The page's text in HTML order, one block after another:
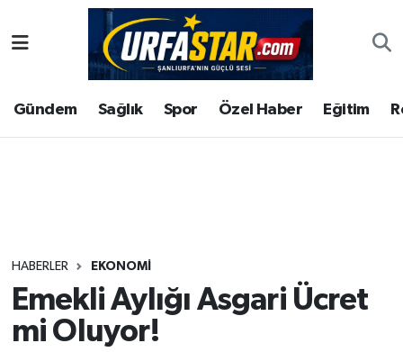
Gündem Sağlık Spor Özel Haber Eğitim
HABERLER EKONOMI
Emekli Aylığı Asgari Ücret
mi Oluyor!
ASAYİS
ÇEVRE
Gündem
Kültür
Şanlıurfa Nöbetçi Eczaneler
Şanlıurfa Hava Durumu
Tüm Manşetler
Son Dakika Haberleri